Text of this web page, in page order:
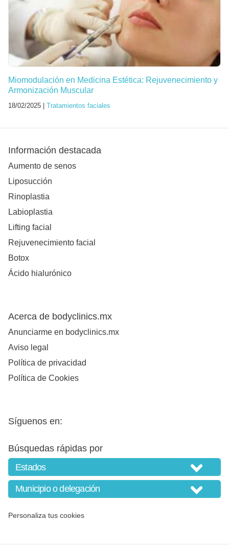
Miomodulación en Medicina Estética: Rejuvenecimiento y
Armonización Muscular
18/02/2025 | Tratamientos faciales
Información destacada
Aumento de senos
Liposucción
Rinoplastia
Labioplastia
Lifting facial
Rejuvenecimiento facial
Botox
Ácido hialurónico
Acerca de bodyclinics.mx
Anunciarme en bodyclinics.mx
Aviso legal
Política de privacidad
Política de Cookies
Síguenos en:
Búsquedas rápidas por
Personaliza tus cookies